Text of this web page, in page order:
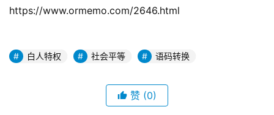
https://www.ormemo.com/2646.html
白人特权 社会平等 语码转换
赞 (0)